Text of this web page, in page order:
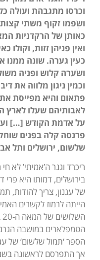
וכרסו מתגבהת ועולה
ושְׂפמו זקוף משתי
כאותן של הרקדניות
ואין פניהן זזות, וקולו
כעין גערה. שונה ממנו
ושׂערה קלוש ופניה
וכמין ניגון מלווה את
פתאום והיא מפייסת
לאבותיהם שעלו לארץ
על אדמת הקודש […]
פרנסה קלה בפנים
שלשום, ירושלים ותל אביב
ריכרד וגנר ה’אמיתי’ לא
בירושלים, דמותו היא פרי
של עגנון, צריך להודות,
הייתה לרמוז לקשרים
הטמפלארים במושבה
הספר ‘תמול שלשום’ של